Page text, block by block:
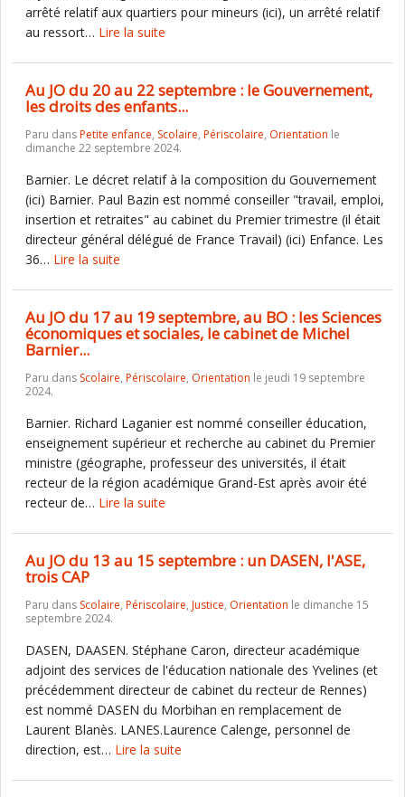
arrêté relatif aux quartiers pour mineurs (ici), un arrêté relatif
au ressort… Lire la suite
Au JO du 20 au 22 septembre : le Gouvernement,
les droits des enfants...
Paru dansPetite enfance, Scolaire, Périscolaire, Orientation le
dimanche 22 septembre 2024.
Barnier. Le décret relatif à la composition du Gouvernement
(ici) Barnier. Paul Bazin est nommé conseiller "travail, emploi,
insertion et retraites" au cabinet du Premier trimestre (il était
directeur général délégué de France Travail) (ici) Enfance. Les
36… Lire la suite
Au JO du 17 au 19 septembre, au BO : les Sciences
économiques et sociales, le cabinet de Michel
Barnier...
Paru dans Scolaire, Périscolaire, Orientation le jeudi 19 septembre
2024.
Barnier. Richard Laganier est nommé conseiller éducation,
enseignement supérieur et recherche au cabinet du Premier
ministre (géographe, professeur des universités, il était
recteur de la région académique Grand-Est après avoir été
recteur de… Lire la suite
Au JO du 13 au 15 septembre : un DASEN, l'ASE,
trois CAP
Paru dans Scolaire, Périscolaire, Justice, Orientation le dimanche 15
septembre 2024.
DASEN, DAASEN. Stéphane Caron, directeur académique
adjoint des services de l'éducation nationale des Yvelines (et
précédemment directeur de cabinet du recteur de Rennes)
est nommé DASEN du Morbihan en remplacement de
Laurent Blanès. LANES.Laurence Calenge, personnel de
direction, est… Lire la suite